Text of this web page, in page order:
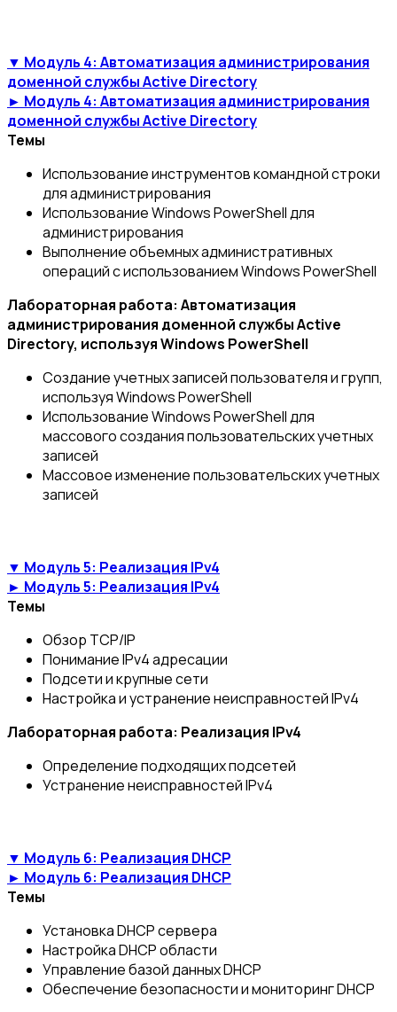
▼ Модуль 4: Автоматизация администрирования
доменной службы Active Directory
► Модуль 4: Автоматизация администрирования
доменной службы Active Directory
Темы
Использование инструментов командной строки
для администрирования
Использование Windows PowerShell для
администрирования
Выполнение объемных административных
операций с использованием Windows PowerShell
Лабораторная работа: Автоматизация
администрирования доменной службы Active
Directory, используя Windows PowerShell
Создание учетных записей пользователя и групп,
используя Windows PowerShell
Использование Windows PowerShell для
массового создания пользовательских учетных
записей
Массовое изменение пользовательских учетных
записей
▼ Модуль 5: Реализация IPv4
► Модуль 5: Реализация IPv4
Темы
Обзор TCP/IP
Понимание IPv4 адресации
Подсети и крупные сети
Настройка и устранение неисправностей IPv4
Лабораторная работа: Реализация IPv4
Определение подходящих подсетей
Устранение неисправностей IPv4
▼ Модуль 6: Реализация DHCP
► Модуль 6: Реализация DHCP
Темы
Установка DHCP сервера
Настройка DHCP области
Управление базой данных DHCP
Обеспечение безопасности и мониторинг DHCP